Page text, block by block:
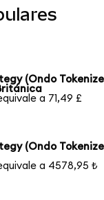
(Ondo
a 71,49 £
(Ondo
a 4578,95 ₺